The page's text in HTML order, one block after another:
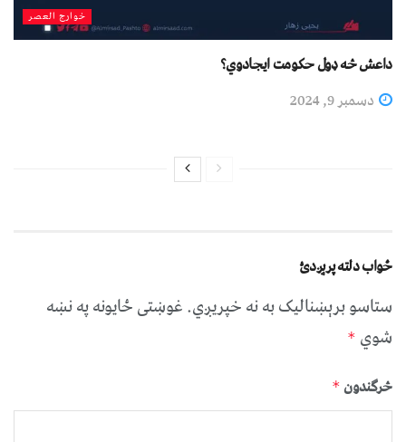
خوارج العصر
داعش څه ډول حکومت ایجادوي؟
دسمبر 9, 2024
ځواب دلته پرېږدئ
ستاسو برېښناليک به نه خپريږي.غوښتى ځایونه په نښه
شوي *
څرگندون *